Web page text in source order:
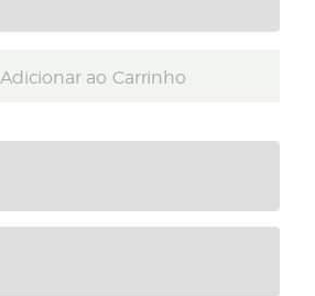
Adicionar ao Carrinho